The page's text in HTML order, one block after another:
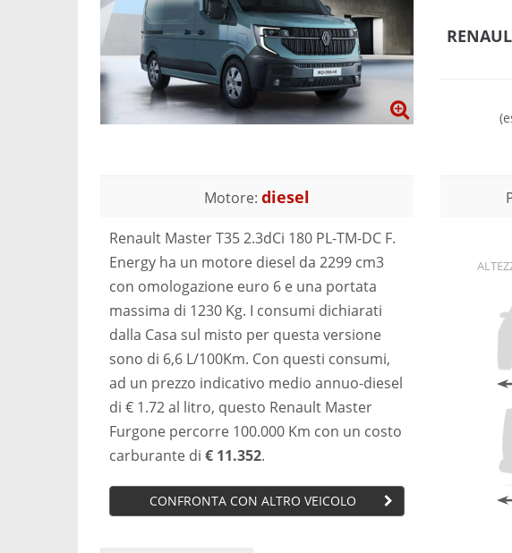
Motore: diesel
Renault Master T35 2.3dCi 180 PL-TM-DC F.
Energy ha un motore diesel da 2299 cm3
con omologazione euro 6 e una portata
massima di 1230 Kg. I consumi dichiarati
dalla Casa sul misto per questa versione
sono di 6,6 L/100Km. Con questi consumi,
ad un prezzo indicativo medio annuo-diesel
di € 1.72 al litro, questo Renault Master
Furgone percorre 100.000 Km con un costo
carburante di € 11.352.
CONFRONTA CON ALTRO VEICOLO